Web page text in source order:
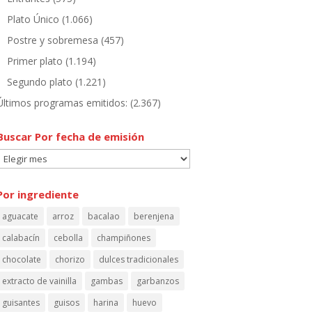
Plato Único (1.066)
Postre y sobremesa (457)
Primer plato (1.194)
Segundo plato (1.221)
programas emitidos: (2.367)
Por fecha de emisión
Buscar
emisión
ingrediente
aguacate arroz bacalao
berenjena
calabacín
cebolla
champiñones
chocolate
chorizo
dulces tradicionales
extracto de vainilla
gambas
garbanzos
guisantes
guisos harina
huevo